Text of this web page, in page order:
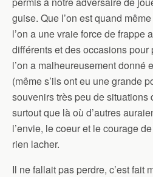
guise. Que l’on est quand
l’on a une vraie force de frappe
différents et des occasions
l’on a malheureusement donné
(même s’ils ont eu une grande
souvenirs très peu de situations
surtout que là où d’autres
l’envie, le coeur et le courage
rien lacher.
Il ne fallait pas perdre, c’est fait